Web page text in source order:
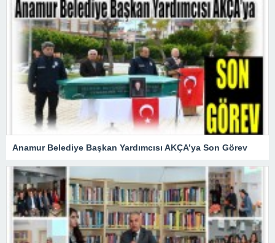
Anamur Belediye Başkan Yardımcısı AKÇA’ya Son Görev